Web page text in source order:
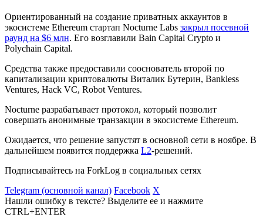
Ориентированный на создание приватных аккаунтов в
экосистеме Ethereum стартап Nocturne Labs закрыл посевной
раунд на $6 млн. Его возглавили Bain Capital Crypto и
Polychain Capital.
Средства также предоставили сооснователь второй по
капитализации криптовалюты Виталик Бутерин, Bankless
Ventures, Hack VC, Robot Ventures.
Nocturne разрабатывает протокол, который позволит
совершать анонимные транзакции в экосистеме Ethereum.
Ожидается, что решение запустят в основной сети в ноябре. В
дальнейшем появится поддержка L2-решений.
Подписывайтесь на ForkLog в социальных сетях
Telegram (основной канал) Facebook X
Нашли ошибку в тексте? Выделите ее и нажмите
CTRL+ENTER